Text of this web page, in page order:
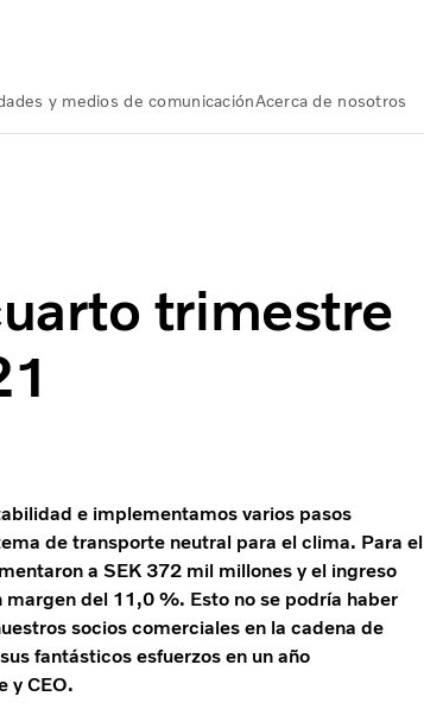
y medios de comunicaciónAcerca de nosotros
trimestre
e implementamos varios pasos
de transporte neutral para el clima. Para el
a SEK 372 mil millones y el ingreso
del 11,0 %. Esto no se podría haber
socios comerciales en la cadena de
fantásticos esfuerzos en un año
y CEO.